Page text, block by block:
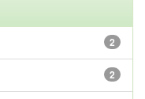
2
2